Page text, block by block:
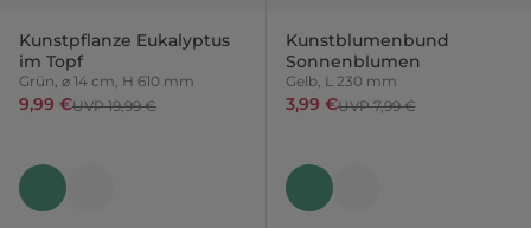
Kunstpflanze Eukalyptus
im Topf
Grün, ⌀ 14 cm, H 610 mm
9,99 €UVP 19,99 €
Kunstblumenbund
Sonnenblumen
Gelb, L 230 mm
3,99 €UVP 7,99 €